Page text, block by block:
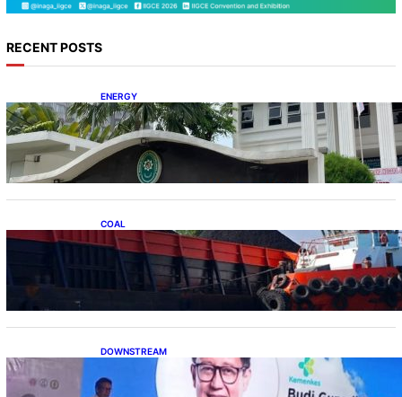
RECENT POSTS
ENERGY
Koalisi Bersihkan Indonesia Ajukan Banding
atas Putusan Gugatan RUPTL
COAL
Lelang Batubara Sitaan, Negara Dapat Lebih
dari Rp 20 Miliar
DOWNSTREAM
Digitalisasi Alat-Alat Kesehatan Dukung
Pertumbuhan Industri Alkes